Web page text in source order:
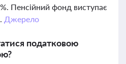
Пенсійний фонд виступає
Джерело
податковою